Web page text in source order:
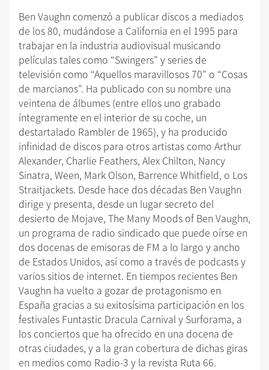
Ben Vaughn comenzó a publicar discos a mediados
de los 80, mudándose a California en el 1995 para
trabajar en la industria audiovisual musicando
películas tales como “Swingers” y series de
televisión como “Aquellos maravillosos 70” o “Cosas
de marcianos”. Ha publicado con su nombre una
veintena de álbumes (entre ellos uno grabado
íntegramente en el interior de su coche, un
destartalado Rambler de 1965), y ha producido
infinidad de discos para otros artistas como Arthur
Alexander, Charlie Feathers, Alex Chilton, Nancy
Sinatra, Ween, Mark Olson, Barrence Whitfield, o Los
Straitjackets. Desde hace dos décadas Ben Vaughn
dirige y presenta, desde un lugar secreto del
desierto de Mojave, The Many Moods of Ben Vaughn,
un programa de radio sindicado que puede oírse en
dos docenas de emisoras de FM a lo largo y ancho
de Estados Unidos, así como a través de podcasts y
varios sitios de internet. En tiempos recientes Ben
Vaughn ha vuelto a gozar de protagonismo en
España gracias a su exitosísima participación en los
festivales Funtastic Dracula Carnival y Surforama, a
los conciertos que ha ofrecido en una docena de
otras ciudades, y a la gran cobertura de dichas giras
en medios como Radio-3 y la revista Ruta 66.